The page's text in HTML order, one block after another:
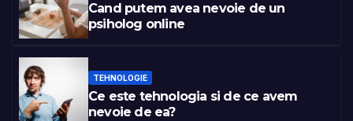
Cand putem avea nevoie de un
psiholog online
TEHNOLOGIE
Ce este tehnologia si de ce avem
nevoie de ea?